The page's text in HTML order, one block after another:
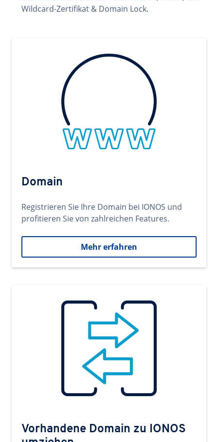
Wildcard-Zertifikat & Domain Lock.
Domain
Registrieren Sie Ihre Domain bei IONOS und
profitieren Sie von zahlreichen Features.
Mehr erfahren
Vorhandene Domain zu IONOS